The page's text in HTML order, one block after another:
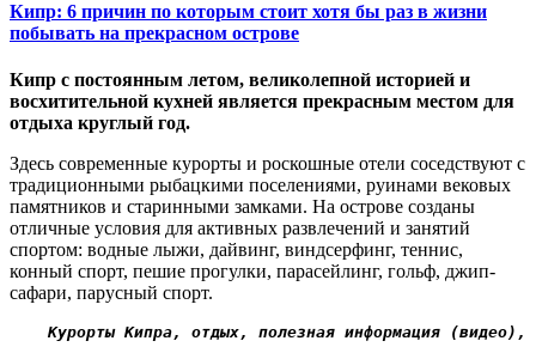
Кипр: 6 причин по которым стоит хотя бы раз в жизни
побывать на прекрасном острове
Кипр с постоянным летом, великолепной историей и
восхитительной кухней является прекрасным местом для
отдыха круглый год.
Здесь современные курорты и роскошные отели соседствуют с
традиционными рыбацкими поселениями, руинами вековых
памятников и старинными замками. На острове созданы
отличные условия для активных развлечений и занятий
спортом: водные лыжи, дайвинг, виндсерфинг, теннис,
конный спорт, пешие прогулки, парасейлинг, гольф, джип-
сафари, парусный спорт.
Курорты Кипра, отдых, полезная информация (видео),